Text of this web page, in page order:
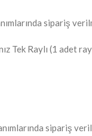
sipariş
Tek Raylı (1 adet
sipariş